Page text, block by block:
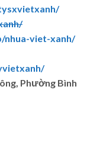
nhua-viet-xanh/
Phường Bình